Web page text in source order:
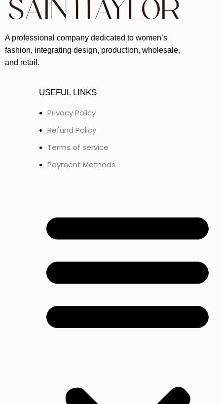
A professional company dedicated to women’s
fashion, integrating design, production, wholesale,
and retail.
USEFUL LINKS
Privacy Policy
Refund Policy
Terms of service
Payment Methods